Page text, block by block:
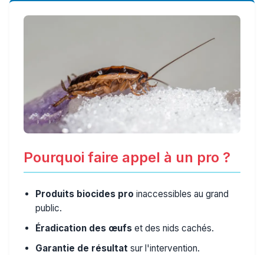
Pourquoi faire appel à un pro ?
Produits biocides pro inaccessibles au grand
public.
Éradication des œufs et des nids cachés.
Garantie de résultat sur l'intervention.